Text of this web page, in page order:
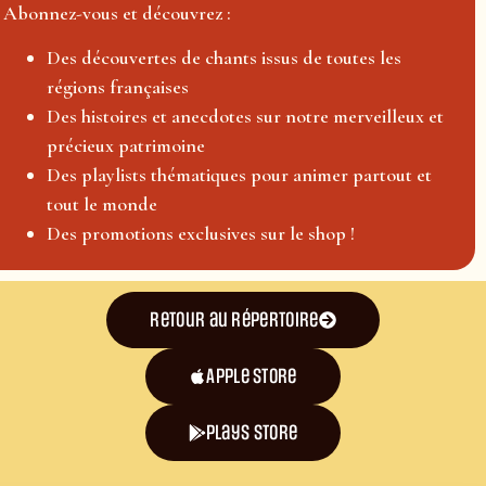
Abonnez-vous et découvrez :
Des découvertes de chants issus de toutes les
régions françaises
Des histoires et anecdotes sur notre merveilleux et
précieux patrimoine
Des playlists thématiques pour animer partout et
tout le monde
Des promotions exclusives sur le shop !
Retour au répertoire
Apple Store
plays store